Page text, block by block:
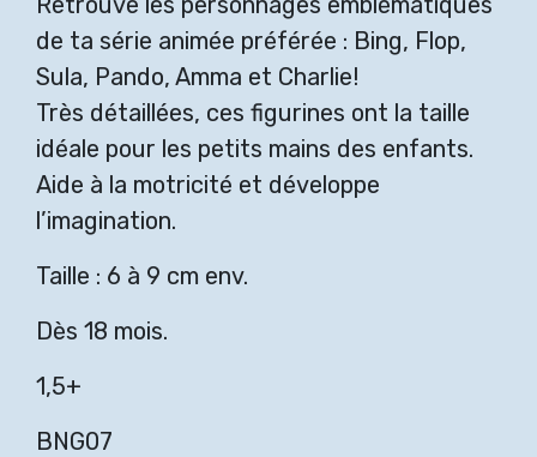
de ta série animée préférée : Bing, Flop,
Sula, Pando, Amma et Charlie!
Très détaillées, ces figurines ont la taille
idéale pour les petits mains des enfants.
Aide à la motricité et développe
l’imagination.
Taille : 6 à 9 cm env.
Dès 18 mois.
1,5+
BNG07